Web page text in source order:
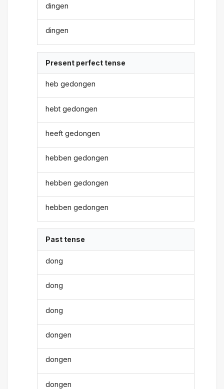
dingen
dingen
Present perfect tense
heb gedongen
hebt gedongen
heeft gedongen
hebben gedongen
hebben gedongen
hebben gedongen
Past tense
dong
dong
dong
dongen
dongen
dongen